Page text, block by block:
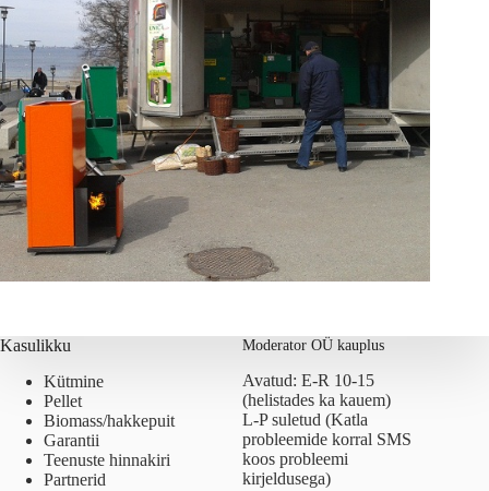
Kasulikku
Kütmine
Pellet
Biomass/hakkepuit
Garantii
Teenuste hinnakiri
Partnerid
Moderator OÜ kauplus
Avatud: E-R 10-15
(helistades ka kauem)
L-P suletud (Katla
probleemide korral SMS
koos probleemi
kirjeldusega)